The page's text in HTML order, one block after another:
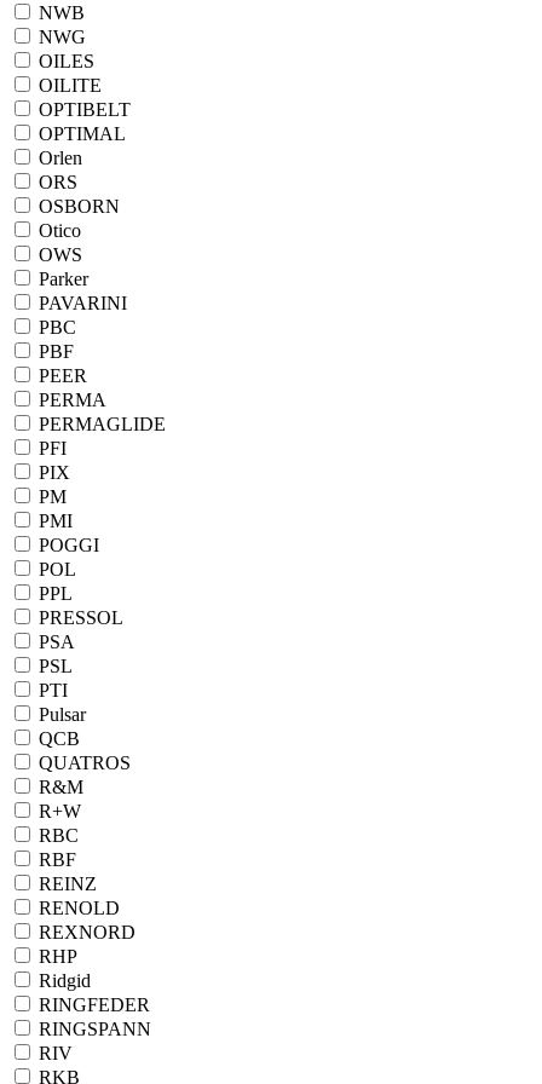
NWB
NWG
OILES
OILITE
OPTIBELT
OPTIMAL
Orlen
ORS
OSBORN
Otico
OWS
Parker
PAVARINI
PBC
PBF
PEER
PERMA
PERMAGLIDE
PFI
PIX
PM
PMI
POGGI
POL
PPL
PRESSOL
PSA
PSL
PTI
Pulsar
QCB
QUATROS
R&M
R+W
RBC
RBF
REINZ
RENOLD
REXNORD
RHP
Ridgid
RINGFEDER
RINGSPANN
RIV
RKB